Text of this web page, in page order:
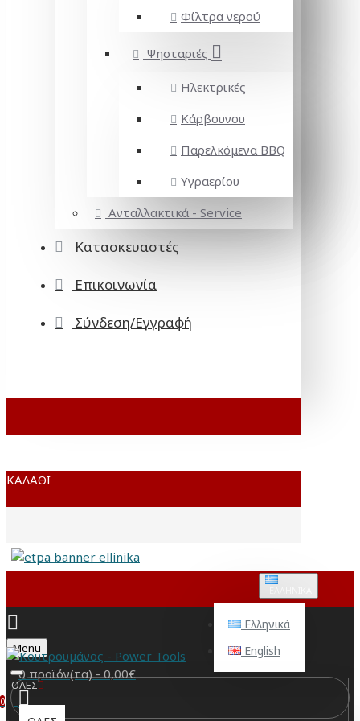
Φίλτρα νερού
Ψησταριές
Ηλεκτρικές
Κάρβουνου
Παρελκόμενα BBQ
Υγραερίου
Ανταλλακτικά - Service
Κατασκευαστές
Επικοινωνία
Σύνδεση/Εγγραφή
ΚΑΛΆΘΙ
Ελληνικά
English
Menu
0 προϊόν(τα) - 0,00€
0
ΟΛΕΣ